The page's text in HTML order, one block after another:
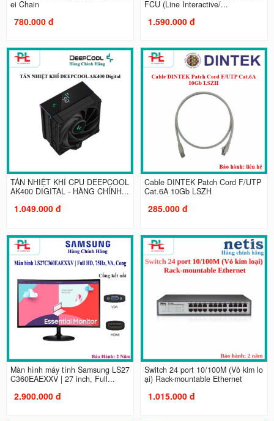
ei Chain
780.000 đ
FCU (Line Interactive/...
1.590.000 đ
TẢN NHIỆT KHÍ CPU DEEPCOOL
AK400 DIGITAL - HÀNG CHÍNH...
1.049.000 đ
Cable DINTEK Patch Cord F/UTP
Cat.6A 10Gb LSZH
285.000 đ
Màn hình máy tính Samsung LS27
C360EAEXXV | 27 inch, Full...
2.900.000 đ
Switch 24 port 10/100M (Vỏ kim lo
ại) Rack-mountable Ethernet
1.015.000 đ